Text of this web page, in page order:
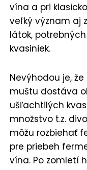
vína a pri
veľký význam aj
látok,
kvasiniek.
Nevýhodou je,
muštu dostáva
ušľachtilých
množstvo t.z.
môžu rozbiehať
pre priebeh
vína. Po zomletí